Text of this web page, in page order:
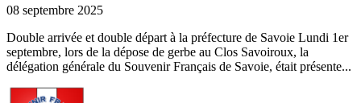
08 septembre 2025
Double arrivée et double départ à la préfecture de Savoie Lundi 1er
septembre, lors de la dépose de gerbe au Clos Savoiroux, la
délégation générale du Souvenir Français de Savoie, était présente...